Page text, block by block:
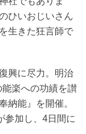
ひいおじいさん
生きた狂言師で
興に尽力。明治
楽への功績を讃
納能』を開催。
参加し、4日間に